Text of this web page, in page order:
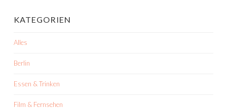
KATEGORIEN
Alles
Berlin
Essen & Trinken
Film & Fernsehen